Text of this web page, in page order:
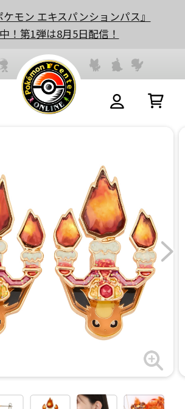
ケモン エキスパンションパス』
！第1弾は8月5日配信！